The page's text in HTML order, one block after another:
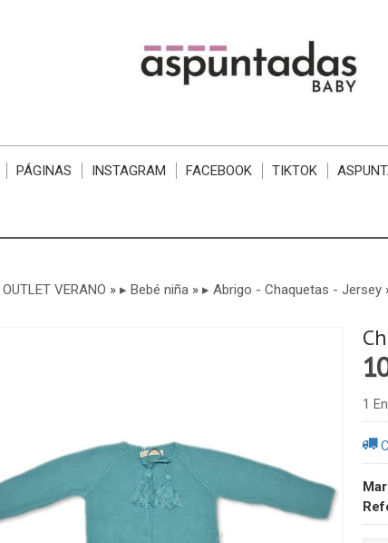
PÁGINAS INSTAGRAM FACEBOOK TIKTOK
OUTLET VERANO » ▸ Bebé niña» ▸ Abrigo - Chaquetas - Jersey
1